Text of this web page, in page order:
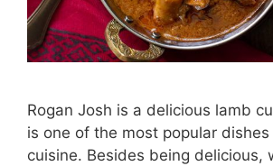
Rogan Josh is a delicious lamb
is one of the most popular dishes
cuisine. Besides being delicious,